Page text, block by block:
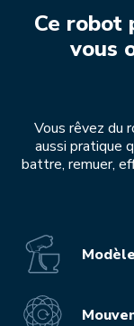
Ce robot
vous
Vous rêvez du
aussi pratique
battre, remuer,